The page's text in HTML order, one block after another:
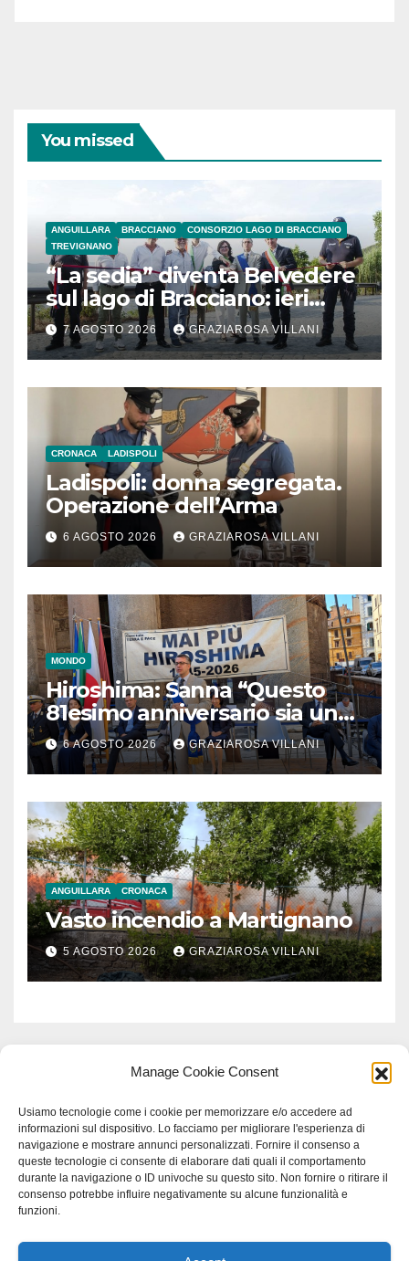
Manage Cookie Consent
Usiamo tecnologie come i cookie per memorizzare e/o accedere ad
informazioni sul dispositivo. Lo facciamo per migliorare l'esperienza di
navigazione e mostrare annunci personalizzati. Fornire il consenso a
queste tecnologie ci consente di elaborare dati quali il comportamento
durante la navigazione o ID univoche su questo sito. Non fornire o ritirare il
consenso potrebbe influire negativamente su alcune funzionalità e
funzioni.
You missed
ANGUILLARA BRACCIANO
CONSORZIO LAGO DI BRACCIANO
TREVIGNANO
“La sedia” diventa Belvedere
sul lago di Bracciano: ieri
l’inaugurazione
7 AGOSTO 2026 GRAZIAROSA VILLANI
CRONACA LADISPOLI
Ladispoli: donna segregata.
Operazione dell’Arma
6 AGOSTO 2026 GRAZIAROSA VILLANI
MONDO
Hiroshima: Sanna “Questo
81esimo anniversario sia un
monito per tutti”
6 AGOSTO 2026 GRAZIAROSA VILLANI
ANGUILLARA CRONACA
Vasto incendio a Martignano
5 AGOSTO 2026 GRAZIAROSA VILLANI